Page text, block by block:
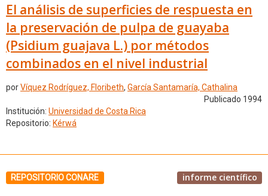
El análisis de superficies de respuesta en
la preservación de pulpa de guayaba
(Psidium guajava L.) por métodos
combinados en el nivel industrial
porVíquez Rodríguez, Floribeth, García Santamaría, Cathalina
Publicado 1994
Institución: Universidad de Costa Rica
Repositorio: Kérwá
REPOSITORIO CONARE informe científico